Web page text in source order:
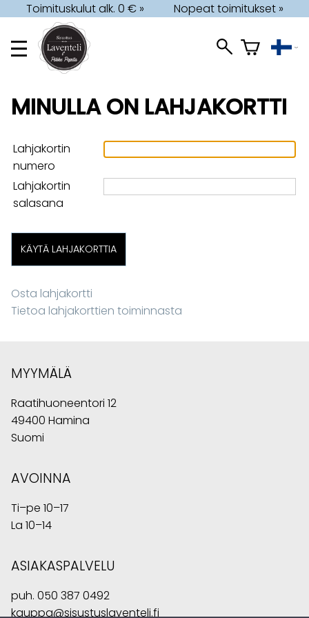
Toimituskulut alk. 0 € » Nopeat toimitukset »
MINULLA ON LAHJAKORTTI
Lahjakortin
numero
Lahjakortin
salasana
Osta lahjakortti
Tietoa lahjakorttien toiminnasta
MYYMÄLÄ
Raatihuoneentori 12
49400 Hamina
Suomi
AVOINNA
Ti–pe 10–17
La 10–14
ASIAKASPALVELU
puh. 050 387 0492
kauppa@sisustuslaventeli.fi